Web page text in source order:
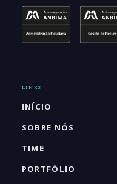
LINKS
INÍCIO
SOBRE NÓS
TIME
PORTFÓLIO